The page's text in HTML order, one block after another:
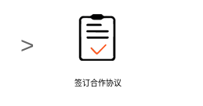
>
签订合作协议